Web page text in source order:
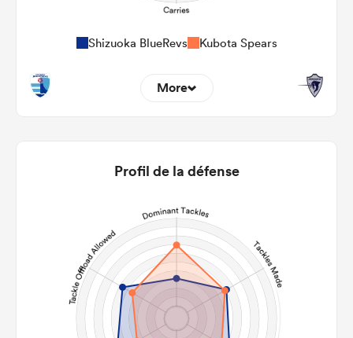
Shizuoka BlueRevs Kubota Spears
More
22m Conversion
Carries
Kicks
Post Contact Meters
Profil de la défense